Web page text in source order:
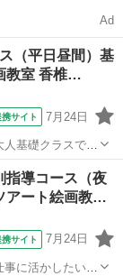
Ad
（平日昼間）基
教室 香椎…
携サイト 7月24日
基礎クラスでは
本的な絵画の知
振替もできる、
導コース（夜
アート絵画教…
携サイト 7月24日
に活かしたい方